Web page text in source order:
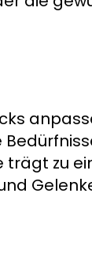
trägt zu